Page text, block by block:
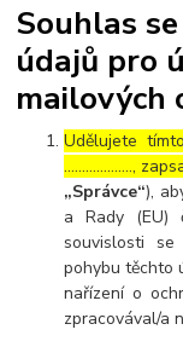
Souhlas
údajů pro
mailových
Udělujete
……………….,
„Správce“),
a Rady (EU)
souvislosti
pohybu těchto
nařízení o
zpracovával/a